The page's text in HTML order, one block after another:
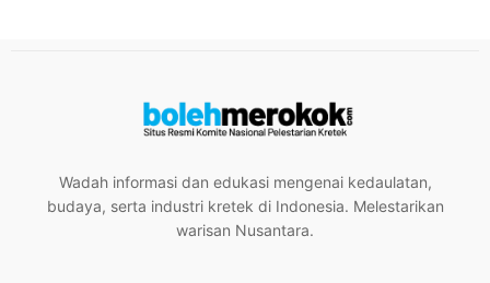
Wadah informasi dan edukasi mengenai kedaulatan,
budaya, serta industri kretek di Indonesia. Melestarikan
warisan Nusantara.